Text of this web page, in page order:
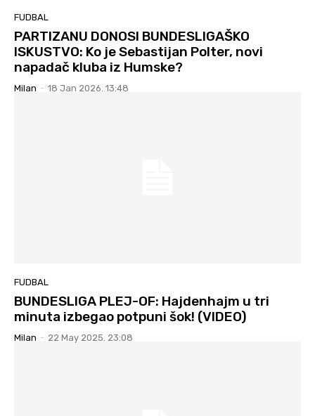
FUDBAL
PARTIZANU DONOSI BUNDESLIGAŠKO
ISKUSTVO: Ko je Sebastijan Polter, novi
napadač kluba iz Humske?
Milan - 18 Jan 2026. 13:48
FUDBAL
BUNDESLIGA PLEJ-OF: Hajdenhajm u tri
minuta izbegao potpuni šok! (VIDEO)
Milan - 22 May 2025. 23:08